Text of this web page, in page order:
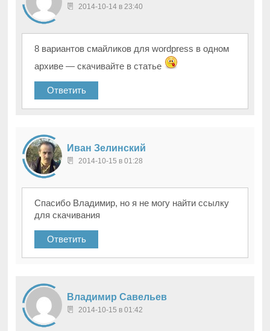
2014-10-14 в 23:40
8 вариантов смайликов для wordpress в одном
архиве — скачивайте в статье
Ответить
Иван Зелинский
2014-10-15 в 01:28
Спасибо Владимир, но я не могу найти ссылку
для скачивания
Ответить
Владимир Савельев
2014-10-15 в 01:42